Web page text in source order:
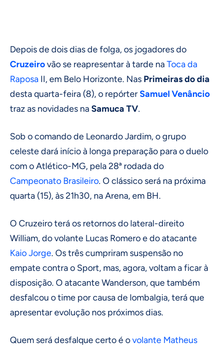
Depois de dois dias de folga, os jogadores do
Cruzeirovão se reapresentar à tarde naToca da
Raposa II, em Belo Horizonte. Nas Primeiras do dia
desta quarta-feira (8), o repórterSamuel Venâncio
traz as novidades naSamuca TV.
Sob o comando de Leonardo Jardim, o grupo
celeste dará início à longa preparação para o duelo
com o Atlético-MG, pela 28ª rodada do
Campeonato Brasileiro. O clássico será na próxima
quarta (15), às 21h30, na Arena, em BH.
O Cruzeiro terá os retornos do lateral-direito
William, do volante Lucas Romero e do atacante
Kaio Jorge. Os três cumpriram suspensão no
empate contra o Sport, mas, agora, voltam a ficar à
disposição. O atacante Wanderson, que também
desfalcou o time por causa de lombalgia, terá que
apresentar evolução nos próximos dias.
Quem será desfalque certo é ovolante Matheus